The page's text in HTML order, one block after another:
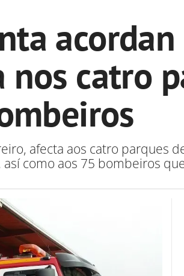
catro
afecta aos catro parques
como aos 75 bombeiros